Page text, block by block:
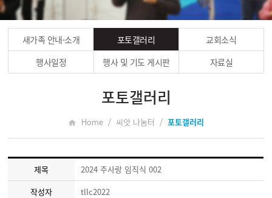
새가족 안내·소개 포토갤러리
교회소식
행사일정
행사 및 기도 게시판 자료실
포토갤러리
Home / 씨앗 나눔터 / 포토갤러리
제목
2024 주사랑 임직식 002
작성자
tllc2022